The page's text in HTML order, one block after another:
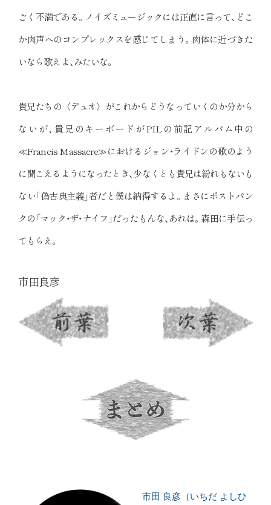
ごく不満である。ノイズミュージックには正直に言って、どこ
か肉声へのコンプレックスを感じてしまう。肉体に近づきた
いなら歌えよ、みたいな。
貴兄たちの〈デュオ〉がこれからどうなっていくのか分から
ないが、貴兄のキーボードがPILの前記アルバム中の
≪Francis Massacre≫におけるジョン・ライドンの歌のよう
に聞こえるようになったとき、少なくとも貴兄は紛れもないも
ない「偽古典主義」者だと僕は納得するよ。まさにポストパン
クの「マック・ザ・ナイフ」だったもんな、あれは。森田に手伝っ
てもらえ。
市田良彦
市田 良彦（いちだ よしひ